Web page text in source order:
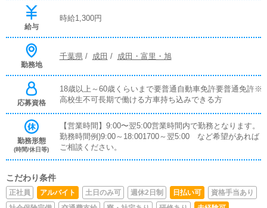
給与
時給1,300円
勤務地
千葉県/ 成田 / 成田・富里・旭
応募資格
18歳以上～60歳くらいまで要普通自動車免許要普通免許※
高校生不可長期で働ける方車持ち込みできる方
勤務形態
(時間/休日等)
【営業時間】9:00〜翌5:00営業時間内で勤務となります。
勤務時間例)9:00～18:001700～翌5:00 など希望があれば
ご相談ください。
こだわり条件
正社員 アルバイト 土日のみ可 週休2日制 日払い可
資格手当あり